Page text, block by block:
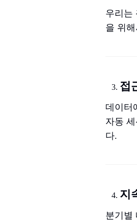
우리는
을 위
접
데이터
자동
다.
지
분기별